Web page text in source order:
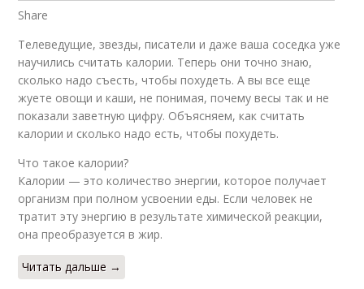
Share
Телеведущие, звезды, писатели и даже ваша соседка уже
научились считать калории. Теперь они точно знаю,
сколько надо съесть, чтобы похудеть. А вы все еще
жуете овощи и каши, не понимая, почему весы так и не
показали заветную цифру. Объясняем, как считать
калории и сколько надо есть, чтобы похудеть.
Что такое калории?
Калории — это количество энергии, которое получает
организм при полном усвоении еды. Если человек не
тратит эту энергию в результате химической реакции,
она преобразуется в жир.
Читать дальше →